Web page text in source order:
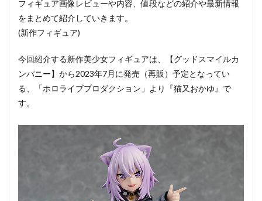
フィギュア画像レビューや内容、値段などの紹介や最新情報
をまとめて紹介していきます。
(新作フィギュア)
今回紹介する新作美少女フィギュアは、【グッドスマイルカ
ンパニー】から2023年7月に発売（再販）予定となってい
る、「ホロライブプロダクション」より『猫又おかゆ』で
す。